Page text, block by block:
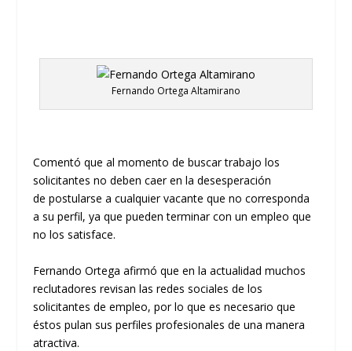
Fernando Ortega Altamirano
Comentó que al momento de buscar trabajo los
solicitantes no deben caer en la desesperación
depostularsea cualquier vacante que nocorresponda
a su perfil, ya que pueden terminar con un empleo que
no los satisface.
Fernando Ortega afirmó que en la actualidad muchos
reclutadores revisan las redes sociales de los
solicitantes de empleo, por lo que es necesario que
éstos pulan sus perfiles profesionales de una manera
atractiva.